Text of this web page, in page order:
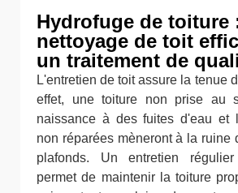
Hydrofuge de toiture
nettoyage de toit
un traitement de
L'entretien de toit assure la tenue
effet, une toiture non prise au
naissance à des fuites d'eau et
non réparées mèneront à la ruine
plafonds. Un entretien
permet de maintenir la toiture